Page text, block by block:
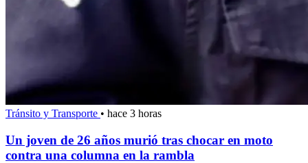
Tránsito y Transporte • hace 3 horas
Un joven de 26 años murió tras chocar en moto
contra una columna en la rambla